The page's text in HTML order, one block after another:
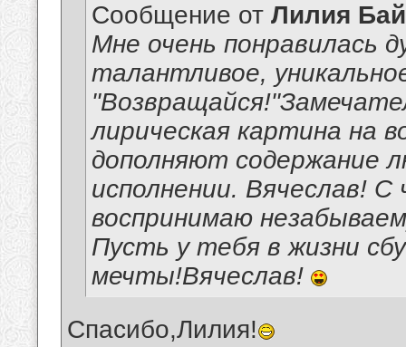
Сообщение от Лилия
Мне очень понравилась
талантливое,
лирическая картина на
дополняют содержание
исполнении. Вячеслав!
воспринимаю
Пусть у тебя в жизни
мечты!Вячеслав!
Спасибо,Лилия!